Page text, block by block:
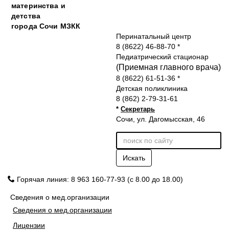
материнства и
детства
города Cочи МЗКК
Перинатальный центр
8 (8622) 46-88-70 *
Педиатрический стационар
(Приемная главного врача)
8 (8622) 61-51-36 *
Детская поликлиника
8 (862) 2-79-31-61
* Секретарь
Сочи, ул. Дагомысская, 46
Искать
Горячая линия: 8 963 160-77-93 (с 8.00 до 18.00)
Сведения о мед.организации
Сведения о мед.организации
Лицензии